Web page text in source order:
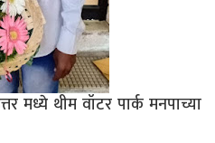
मध्ये थीम वॉटर पार्क मनपाच्या